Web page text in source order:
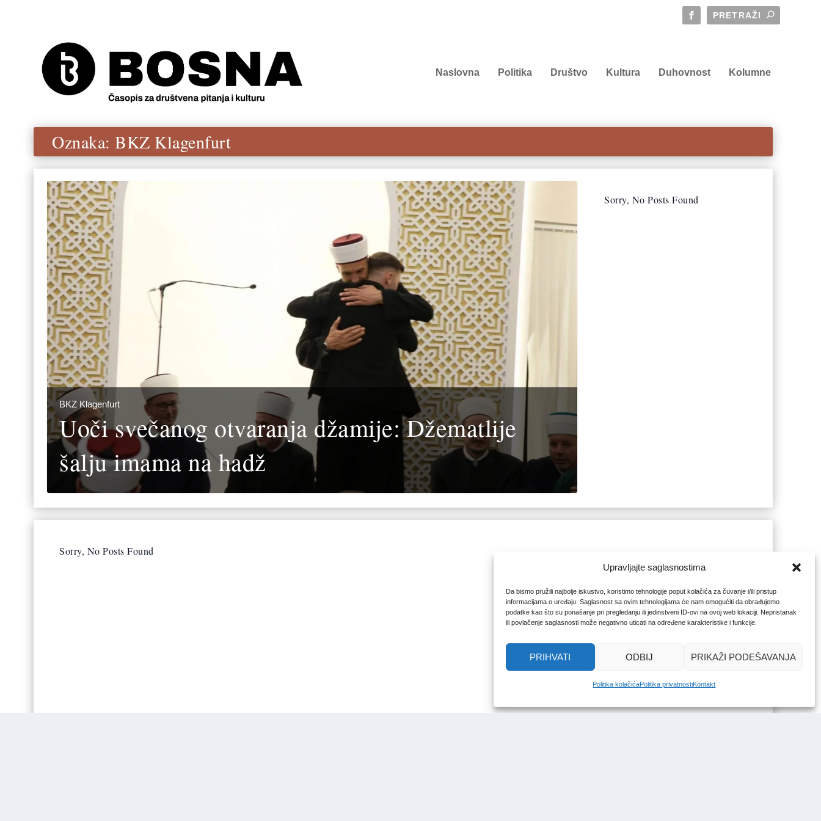
Upravljajte saglasnostima
Da bismo pružili najbolje iskustvo, koristimo tehnologije poput kolačića za čuvanje i/ili pristup
informacijama o uređaju. Saglasnost sa ovim tehnologijama će nam omogućiti da obrađujemo
podatke kao što su ponašanje pri pregledanju ili jedinstveni ID-ovi na ovoj web lokaciji. Nepristanak
ili povlačenje saglasnosti može negativno uticati na određene karakteristike i funkcije.
PRIHVATI ODBIJ PRIKAŽI PODEŠAVANJA
Politika kolačićaPolitika privatnostiKontakt
Naslovna Politika Društvo Kultura Duhovnost Kolumne
Oznaka:BKZ Klagenfurt
BKZ Klagenfurt
Uoči svečanog otvaranja džamije: Džematlije
šalju imama na hadž
Sorry, No Posts Found
Sorry, No Posts Found